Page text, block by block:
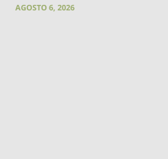
AGOSTO 6, 2026